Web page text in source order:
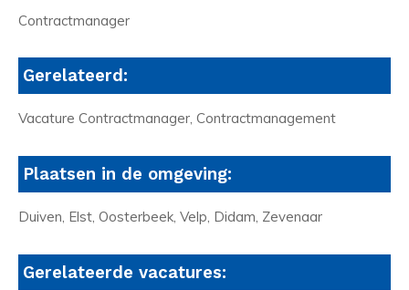
Contractmanager
Gerelateerd:
Vacature Contractmanager, Contractmanagement
Plaatsen in de omgeving:
Duiven, Elst, Oosterbeek, Velp, Didam, Zevenaar
Gerelateerde vacatures: